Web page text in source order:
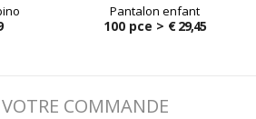
Pantalon enfant
100 pce > € 29,45
COMMANDE